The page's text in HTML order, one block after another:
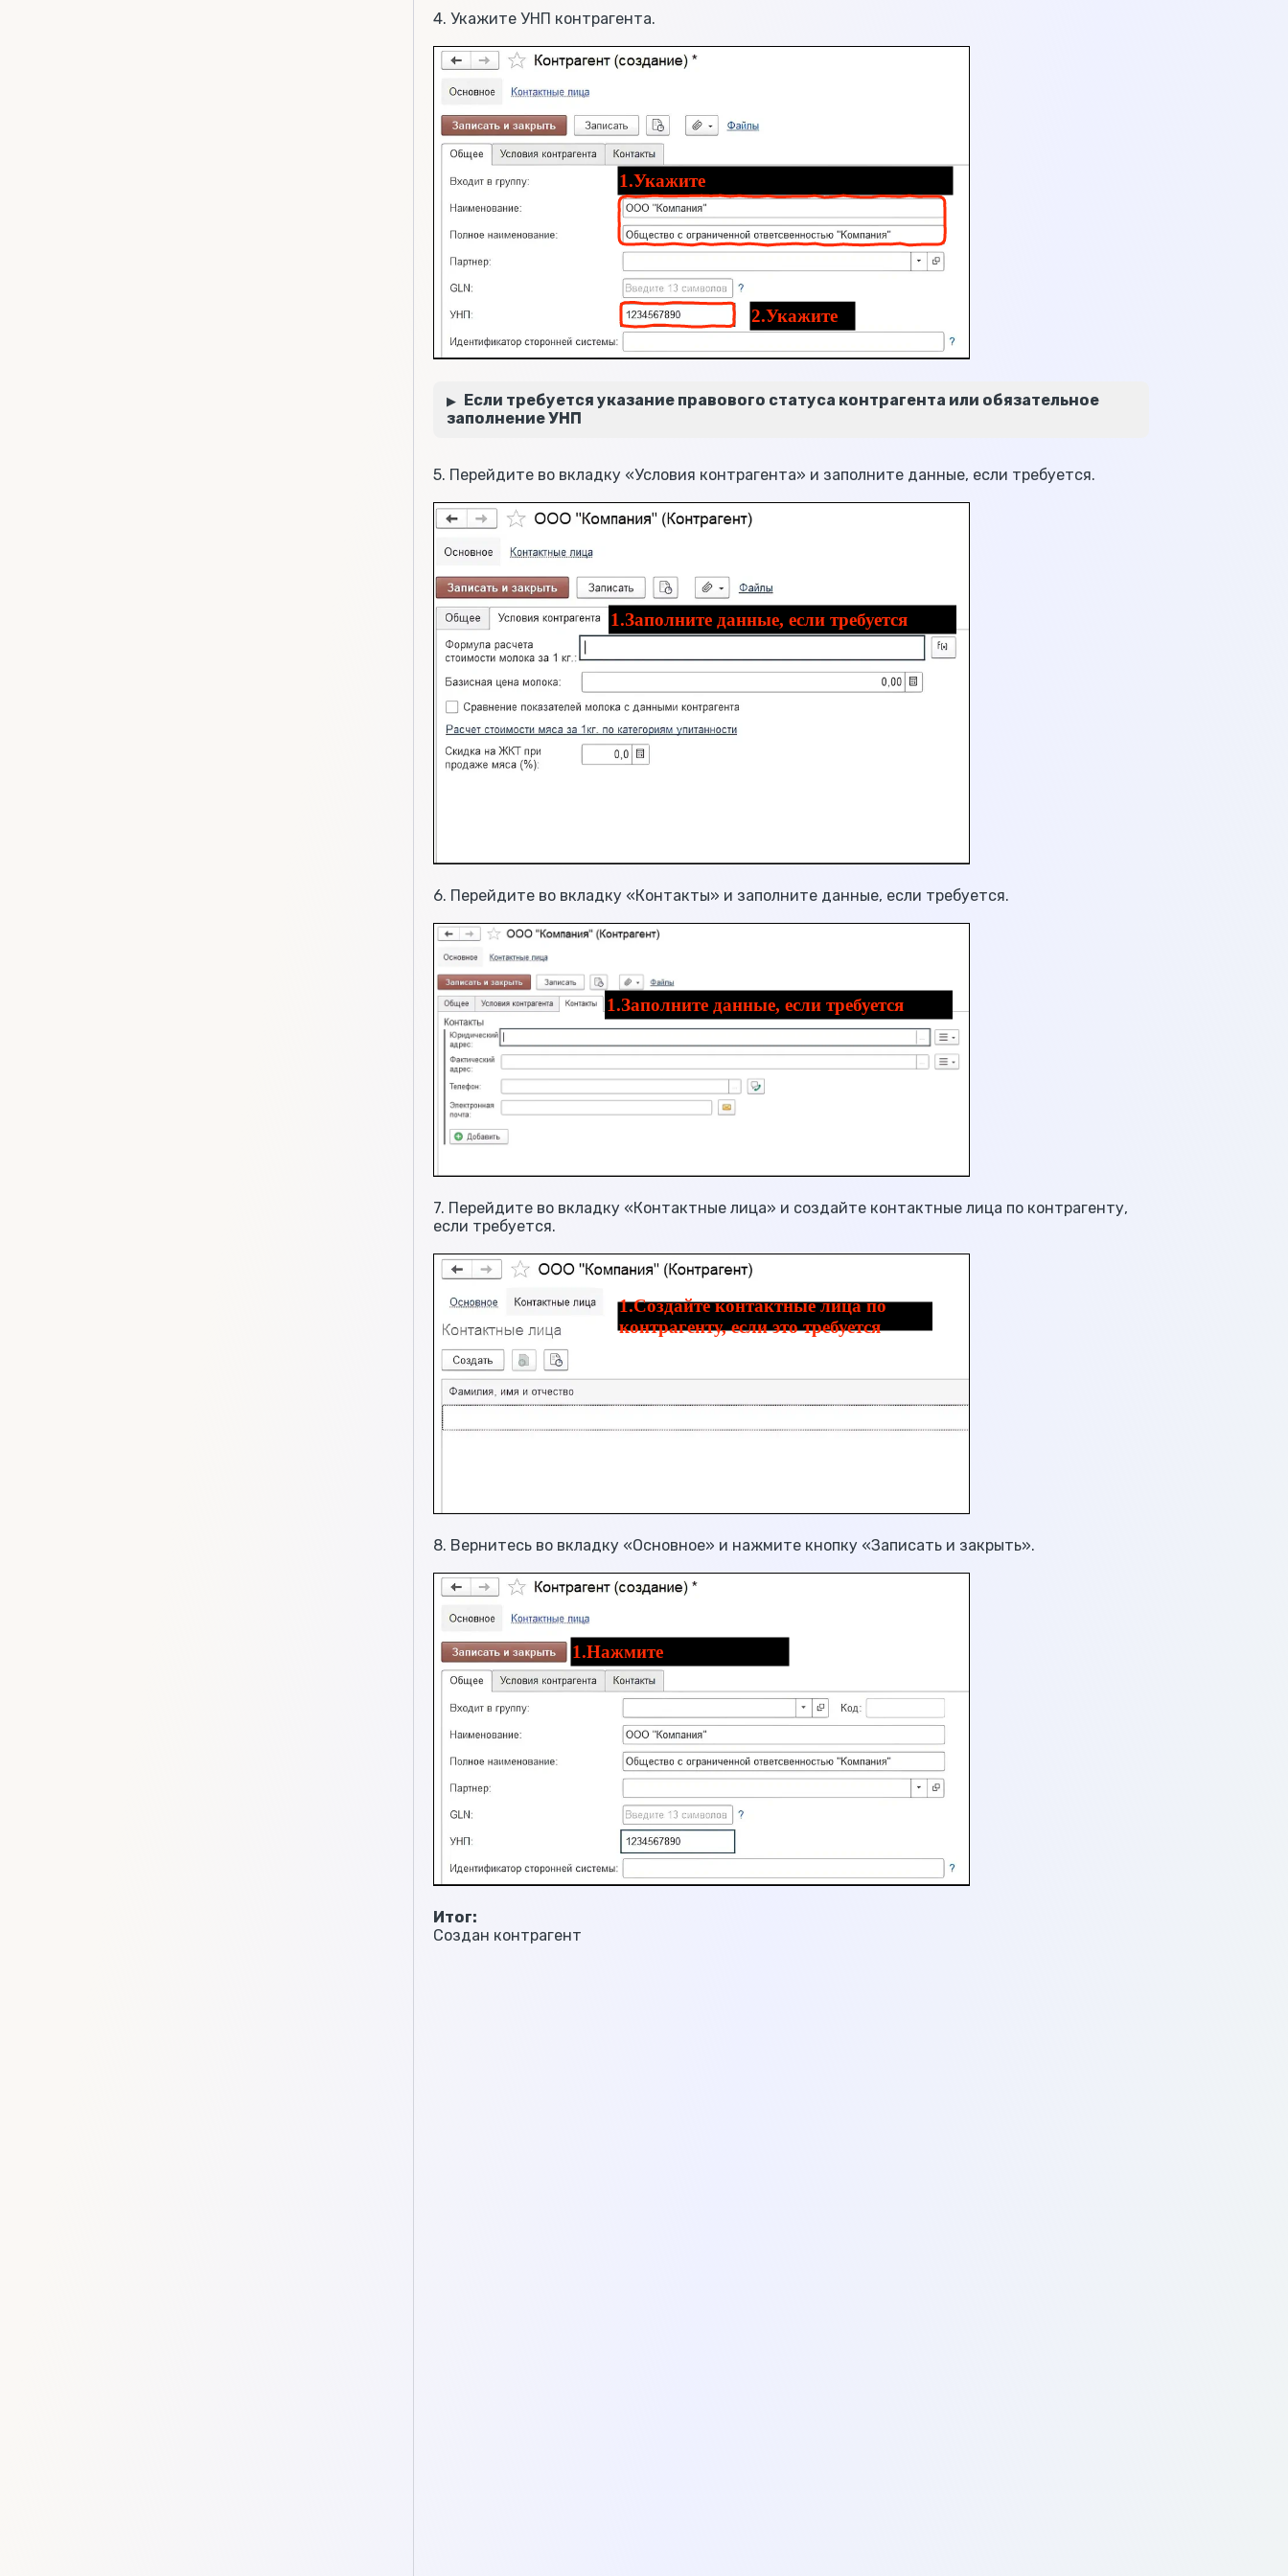
4. Укажите УНП контрагента.
Если требуется указание правового статуса контрагента или обязательное
заполнение УНП
5. Перейдите во вкладку «Условия контрагента» и заполните данные, если требуется.
6. Перейдите во вкладку «Контакты» и заполните данные, если требуется.
7. Перейдите во вкладку «Контактные лица» и создайте контактные лица по контрагенту,
если требуется.
8. Вернитесь во вкладку «Основное» и нажмите кнопку «Записать и закрыть».
Итог:
Создан контрагент